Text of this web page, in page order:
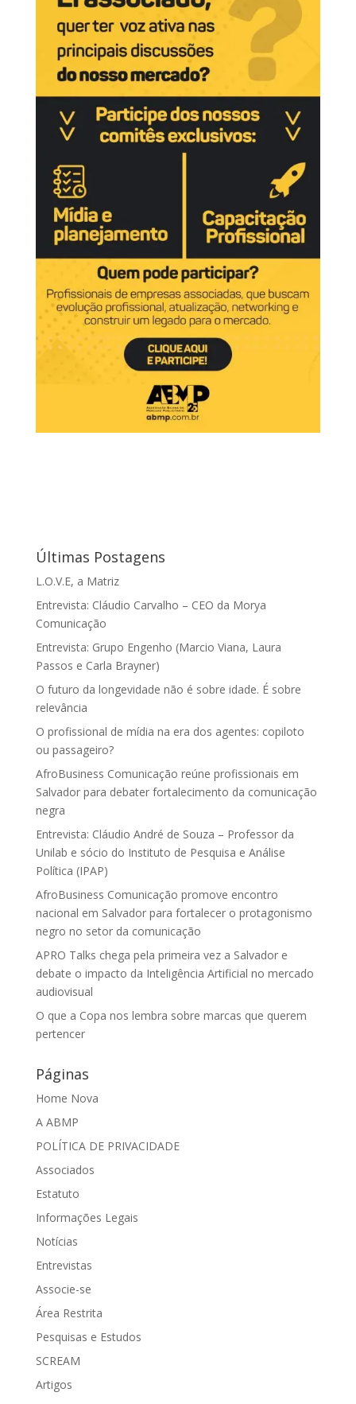
Últimas Postagens
L.O.V.E, a Matriz
Entrevista: Cláudio Carvalho – CEO da Morya
Comunicação
Entrevista: Grupo Engenho (Marcio Viana, Laura
Passos e Carla Brayner)
O futuro da longevidade não é sobre idade. É sobre
relevância
O profissional de mídia na era dos agentes: copiloto
ou passageiro?
AfroBusiness Comunicação reúne profissionais em
Salvador para debater fortalecimento da comunicação
negra
Entrevista: Cláudio André de Souza – Professor da
Unilab e sócio do Instituto de Pesquisa e Análise
Política (IPAP)
AfroBusiness Comunicação promove encontro
nacional em Salvador para fortalecer o protagonismo
negro no setor da comunicação
APRO Talks chega pela primeira vez a Salvador e
debate o impacto da Inteligência Artificial no mercado
audiovisual
O que a Copa nos lembra sobre marcas que querem
pertencer
Páginas
Home Nova
A ABMP
POLÍTICA DE PRIVACIDADE
Associados
Estatuto
Informações Legais
Notícias
Entrevistas
Associe-se
Área Restrita
Pesquisas e Estudos
SCREAM
Artigos